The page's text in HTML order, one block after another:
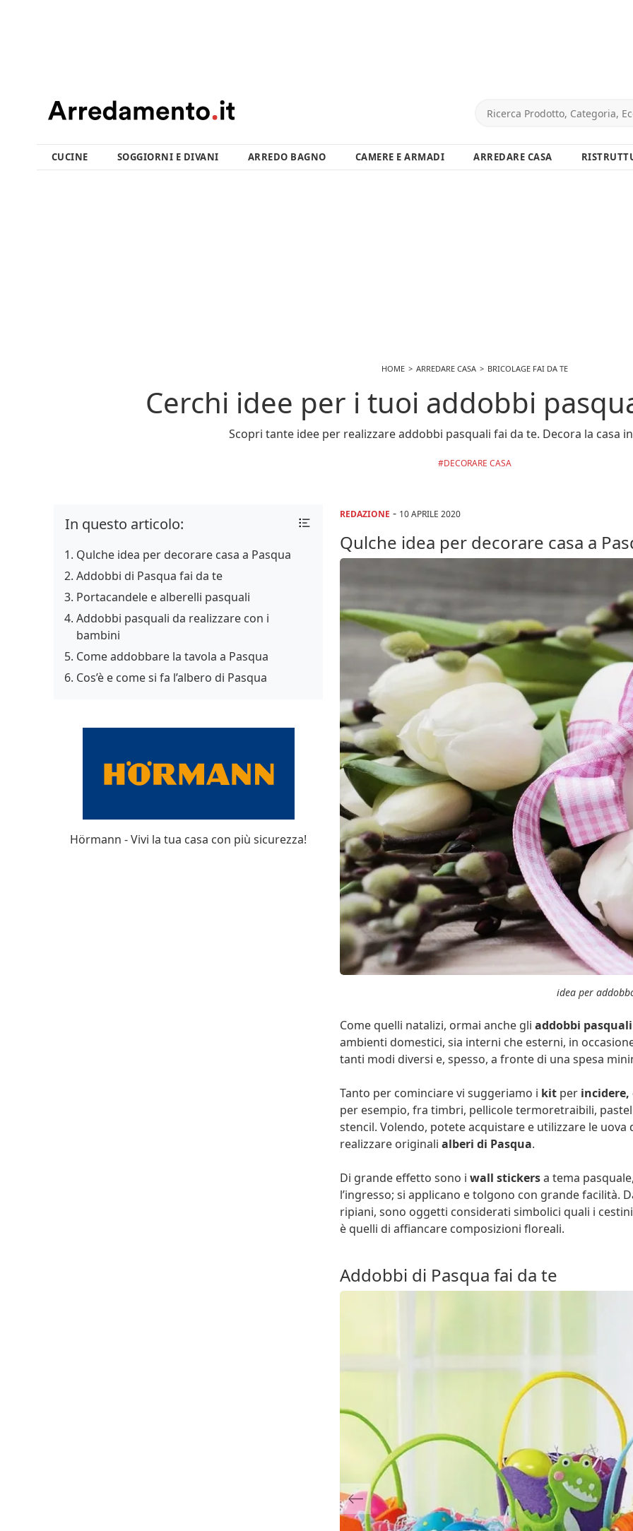
CUCINE SOGGIORNI E DIVANI ARREDO BAGNO CAMERE E ARMADI ARREDARE CASA
HOME ARREDARE CASA BRICOLAGE FAI DA TE
Cerchi idee per i tuoi addobbi
Scopri tante idee per realizzare addobbi pasquali fai da te. Decora la casa
DECORARE CASA
REDAZIONE - 10 APRILE 2020
Qulche idea per decorare casa a
idea per
Come quelli natalizi, ormai anche gliaddobbi pasquali
ambienti domestici, sia interni che esterni, in
tanti modi diversi e, spesso, a fronte di una spesa
Tanto per cominciare vi suggeriamo i kit per incidere,
per esempio, fra timbri, pellicole termoretraibili,
stencil. Volendo, potete acquistare e utilizzare le
realizzare originalialberi di Pasqua.
Di grande effetto sono iwall stickersa tema
l’ingresso; si applicano e tolgono con grande facilità.
ripiani, sono oggetti considerati simbolici quali i
è quelli di affiancare composizioni floreali.
Addobbi di Pasqua fai da te
Previous
In questo articolo:
Qulche idea per decorare casa a Pasqua
Addobbi di Pasqua fai da te
Portacandele e alberelli pasquali
Addobbi pasquali da realizzare con i
bambini
Come addobbare la tavola a Pasqua
Cos’è e come si fa l’albero di Pasqua
Hörmann - Vivi la tua casa con più sicurezza!